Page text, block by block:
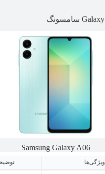
Samsung Galaxy A06
ویژگی‌ها